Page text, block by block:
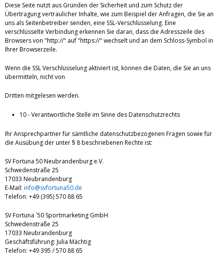
Diese Seite nutzt aus Gründen der Sicherheit und zum Schutz der
Übertragung vertraulicher Inhalte, wie zum Beispiel der Anfragen, die Sie an
uns als Seitenbetreiber senden, eine SSL-Verschlüsselung. Eine
verschlüsselte Verbindung erkennen Sie daran, dass die Adresszeile des
Browsers von "http://" auf "https://" wechselt und an dem Schloss-Symbol in
Ihrer Browserzeile.
Wenn die SSL Verschlüsselung aktiviert ist, können die Daten, die Sie an uns
übermitteln, nicht von
Dritten mitgelesen werden.
10 - Verantwortliche Stelle im Sinne des Datenschutzrechts
Ihr Ansprechpartner für sämtliche datenschutzbezogenen Fragen sowie für
die Ausübung der unter § 8 beschriebenen Rechte ist:
SV Fortuna 50 Neubrandenburg e.V.
Schwedenstraße 25
17033 Neubrandenburg
E-Mail: info@svfortuna50.de
Telefon: +49 (395) 570 88 65
SV Fortuna ´50 Sportmarketing GmbH
Schwedenstraße 25
17033 Neubrandenburg
Geschäftsführung: Julia Mächtig
Telefon: +49 395 / 570 88 65